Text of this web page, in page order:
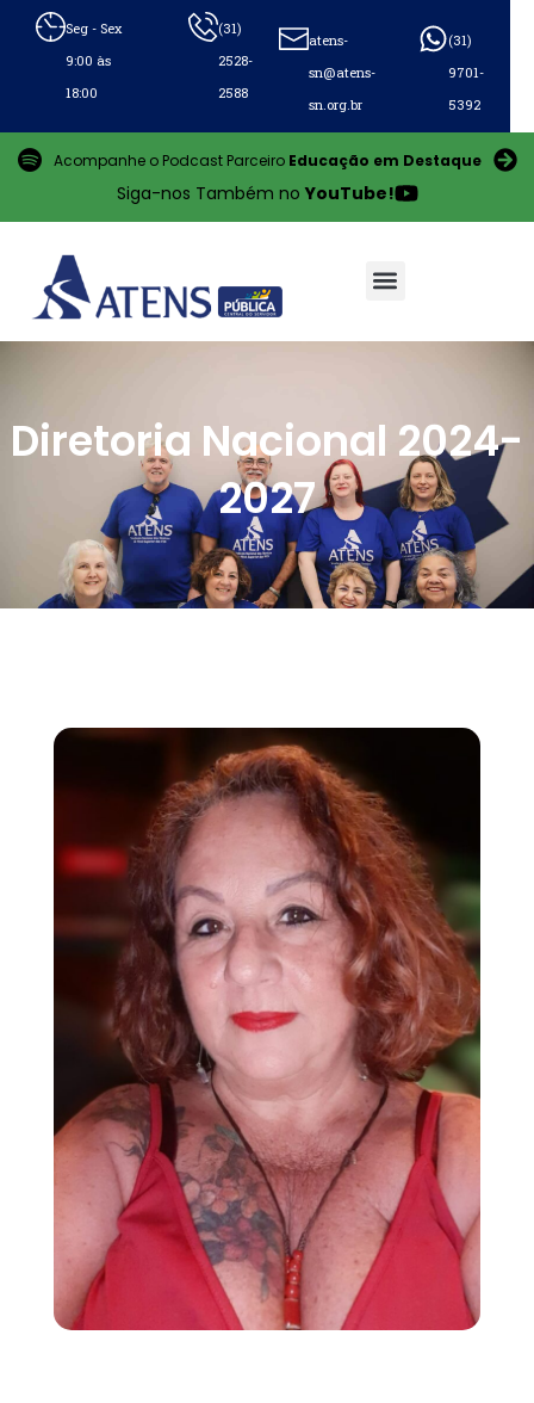
Seg - Sex
9:00 às
18:00
(31)
2528-
2588
atens-
sn@atens-
sn.org.br
(31)
9701-
5392
Acompanhe o Podcast Parceiro Educação em Destaque
Siga-nos Também noYouTube!
Diretoria
Diretoria Nacional 2024-
2027